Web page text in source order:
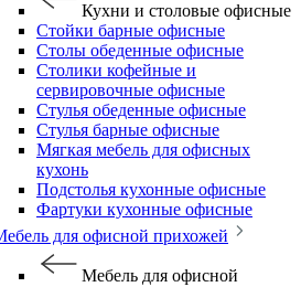
Кухни и столовые офисные
Стойки барные офисные
Столы обеденные офисные
Столики кофейные и
сервировочные офисные
Стулья обеденные офисные
Стулья барные офисные
Мягкая мебель для офисных
кухонь
Подстолья кухонные офисные
Фартуки кухонные офисные
для офисной прихожей
Мебель для офисной